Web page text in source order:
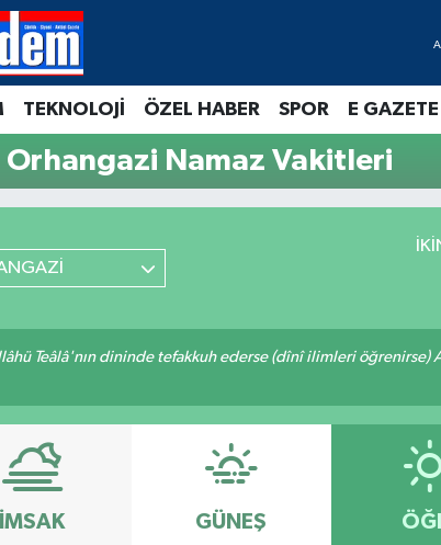
TEKNOLOJİ ÖZEL HABER SPOR E GAZETE
Orhangazi Namaz Vakitleri
Teâlâ'nın dininde tefakkuh ederse (dînî ilimleri öğrenirse)
İMSAK GÜNEŞ
Haritası
ve Fikstür